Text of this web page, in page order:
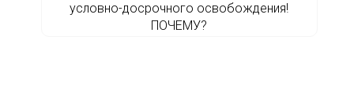
условно-досрочного освобождения!
ПОЧЕМУ?